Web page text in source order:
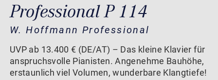
Professional P 114
W. Hoffmann Professional
UVP ab 13.400 € (DE/AT) – Das kleine Klavier für
anspruchsvolle Pianisten. Angenehme Bauhöhe,
erstaunlich viel Volumen, wunderbare Klangtiefe!